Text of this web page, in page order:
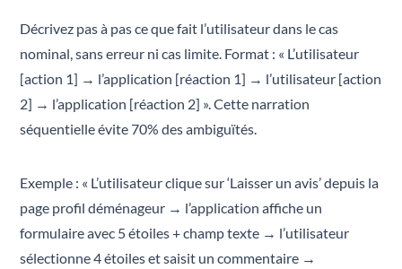
Décrivez pas à pas ce que fait l’utilisateur dans le cas
nominal, sans erreur ni cas limite. Format : « L’utilisateur
[action 1] → l’application [réaction 1] → l’utilisateur [action
2] → l’application [réaction 2] ». Cette narration
séquentielle évite 70% des ambiguïtés.
Exemple : « L’utilisateur clique sur ‘Laisser un avis’ depuis la
page profil déménageur → l’application affiche un
formulaire avec 5 étoiles + champ texte → l’utilisateur
sélectionne 4 étoiles et saisit un commentaire →